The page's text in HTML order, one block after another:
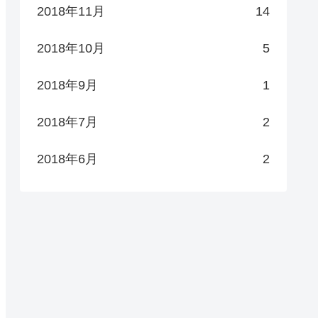
2018年11月 14
2018年10月 5
2018年9月 1
2018年7月 2
2018年6月 2